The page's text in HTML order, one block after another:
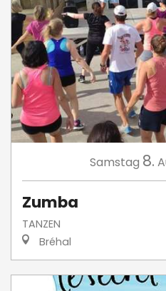
Samstag 8.
Zumba
TANZEN
Bréhal